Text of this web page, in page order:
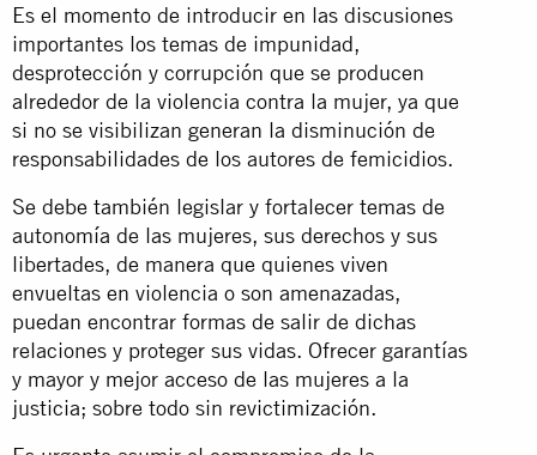
Es el momento de introducir en las discusiones
importantes los temas de impunidad,
desprotección y corrupción que se producen
alrededor de la violencia contra la mujer, ya que
si no se visibilizan generan la disminución de
responsabilidades de los autores de femicidios.
Se debe también legislar y fortalecer temas de
autonomía de las mujeres, sus derechos y sus
libertades, de manera que quienes viven
envueltas en violencia o son amenazadas,
puedan encontrar formas de salir de dichas
relaciones y proteger sus vidas. Ofrecer garantías
y mayor y mejor acceso de las mujeres a la
justicia; sobre todo sin revictimización.